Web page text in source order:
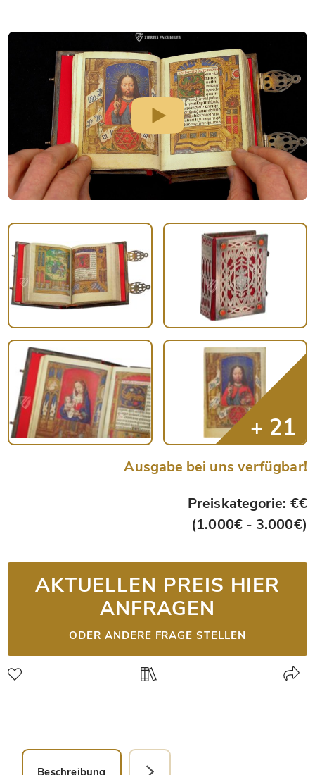
Ausgabe bei uns verfügbar!
Preiskategorie: €€
(1.000€ - 3.000€)
AKTUELLEN PREIS HIER
ANFRAGEN
ODER ANDERE FRAGE STELLEN
Beschreibung Detailbild